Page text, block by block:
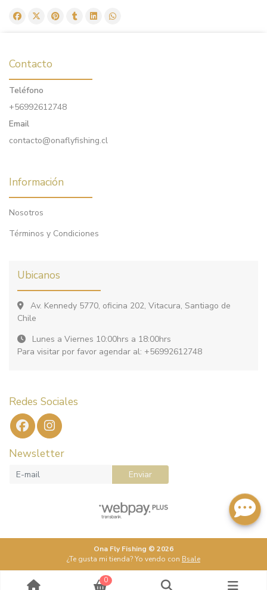
Contacto
Teléfono
+56992612748
Email
contacto@onaflyfishing.cl
Información
Nosotros
Términos y Condiciones
Ubicanos
Av. Kennedy 5770, oficina 202, Vitacura, Santiago de
Chile
Lunes a Viernes 10:00hrs a 18:00hrs
Para visitar por favor agendar al: +56992612748
Redes Sociales
Newsletter
Enviar
Ona Fly Fishing © 2026
¿Te gusta mi tienda? Yo vendo con Bsale
0